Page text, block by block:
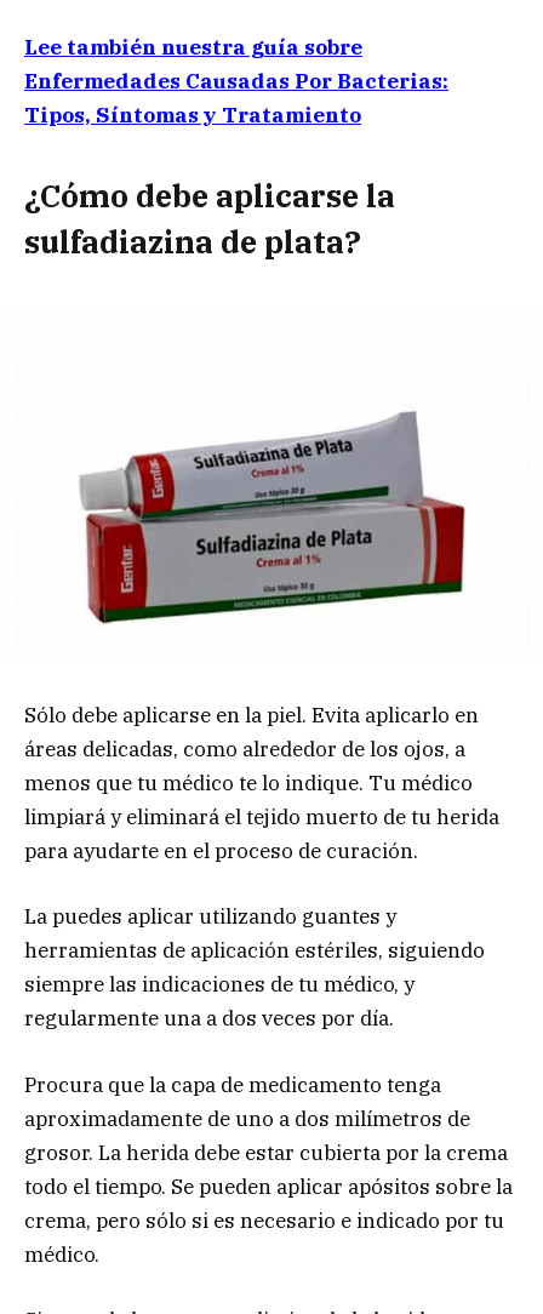
Lee también nuestra guía sobre
Enfermedades Causadas Por Bacterias:
Tipos, Síntomas y Tratamiento
¿Cómo debe aplicarse la
sulfadiazina de plata?
Sólo debe aplicarse en la piel. Evita aplicarlo en
áreas delicadas, como alrededor de los ojos, a
menos que tu médico te lo indique. Tu médico
limpiará y eliminará el tejido muerto de tu herida
para ayudarte en el proceso de curación.
La puedes aplicar utilizando guantes y
herramientas de aplicación estériles, siguiendo
siempre las indicaciones de tu médico, y
regularmente una a dos veces por día.
Procura que la capa de medicamento tenga
aproximadamente de uno a dos milímetros de
grosor. La herida debe estar cubierta por la crema
todo el tiempo. Se pueden aplicar apósitos sobre la
crema, pero sólo si es necesario e indicado por tu
médico.